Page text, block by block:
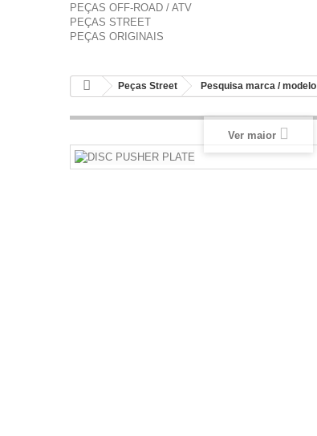
PEÇAS OFF-ROAD / ATV
PEÇAS STREET
PEÇAS ORIGINAIS
Peças Street Pesquisa marca / modelo
Ver maior